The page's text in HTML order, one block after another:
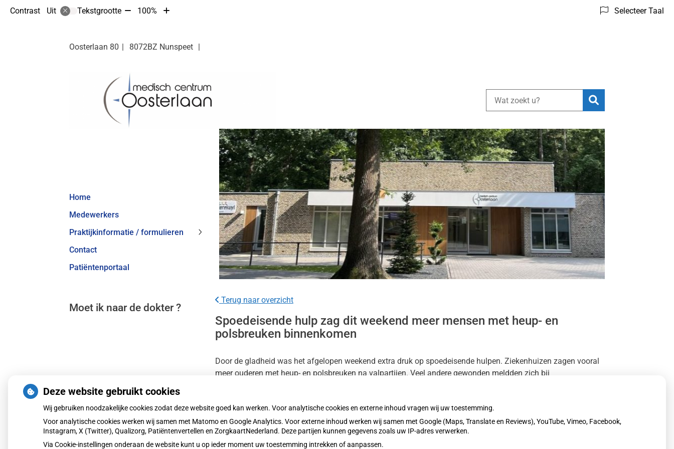
Contrast Uit Tekstgrootte Tekst
10%
100%
Tekst
10%
Selecteer Taal
Oosterlaan 80 8072BZ Nunspeet
Zoeken
Home
Medewerkers
Praktijkinformatie / formulieren
Praktijkinformatie
formulieren
submenu
Contact
Patiëntenportaal
Moet ik naar de dokter ?
Terug naar overzicht
Spoedeisende hulp zag dit weekend meer mensen met heup- en
polsbreuken binnenkomen
Door de gladheid was het afgelopen weekend extra druk op spoedeisende hulpen. Ziekenhuizen zagen vooral
meer ouderen met heup- en polsbreuken na valpartijen. Veel andere gewonden meldden zich bij
Lees het hele artikel op:
Nationale zorggids
Publicatiedatum: 12-01-2026
Deze website gebruikt cookies
Wij gebruiken noodzakelijke cookies zodat deze website goed kan werken. Voor analytische cookies en externe inhoud vragen wij uw toestemming.
Voor analytische cookies werken wij samen met Matomo en Google Analytics. Voor externe inhoud werken wij samen met Google (Maps, Translate en Reviews), YouTube, Vimeo, Facebook,
Instagram, X (Twitter), Qualizorg, Patiëntenvertellen en ZorgkaartNederland. Deze partijen kunnen gegevens zoals uw IP-adres verwerken.
Via Cookie-instellingen onderaan de website kunt u op ieder moment uw toestemming intrekken of aanpassen.